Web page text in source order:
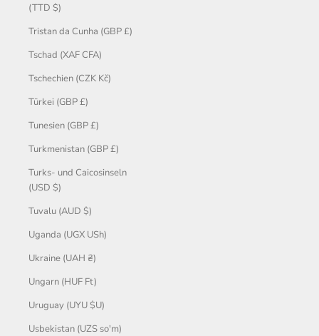
(TTD $)
Tristan da Cunha (GBP £)
Tschad (XAF CFA)
Tschechien (CZK Kč)
Türkei (GBP £)
Tunesien (GBP £)
Turkmenistan (GBP £)
Turks- und Caicosinseln
(USD $)
Tuvalu (AUD $)
Uganda (UGX USh)
Ukraine (UAH ₴)
Ungarn (HUF Ft)
Uruguay (UYU $U)
Usbekistan (UZS so'm)